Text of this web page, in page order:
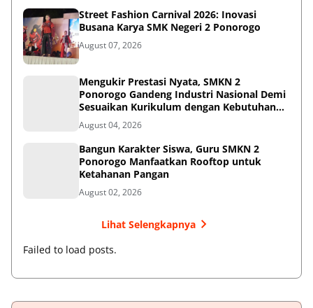
Street Fashion Carnival 2026: Inovasi
Busana Karya SMK Negeri 2 Ponorogo
August 07, 2026
Mengukir Prestasi Nyata, SMKN 2
Ponorogo Gandeng Industri Nasional Demi
Sesuaikan Kurikulum dengan Kebutuhan
Dunia Kerja
August 04, 2026
Bangun Karakter Siswa, Guru SMKN 2
Ponorogo Manfaatkan Rooftop untuk
Ketahanan Pangan
August 02, 2026
Lihat Selengkapnya
Failed to load posts.